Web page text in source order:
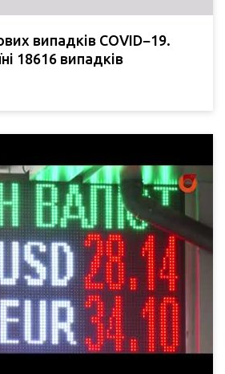
випадків COVID−19.
18616 випадків